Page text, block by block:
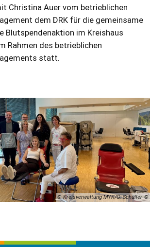
Christina Auer vom betrieblichen
dem DRK für die gemeinsame
Blutspendenaktion im Kreishaus
Rahmen des betrieblichen
statt.
© Kreisverwaltung MYK/G. Schüller